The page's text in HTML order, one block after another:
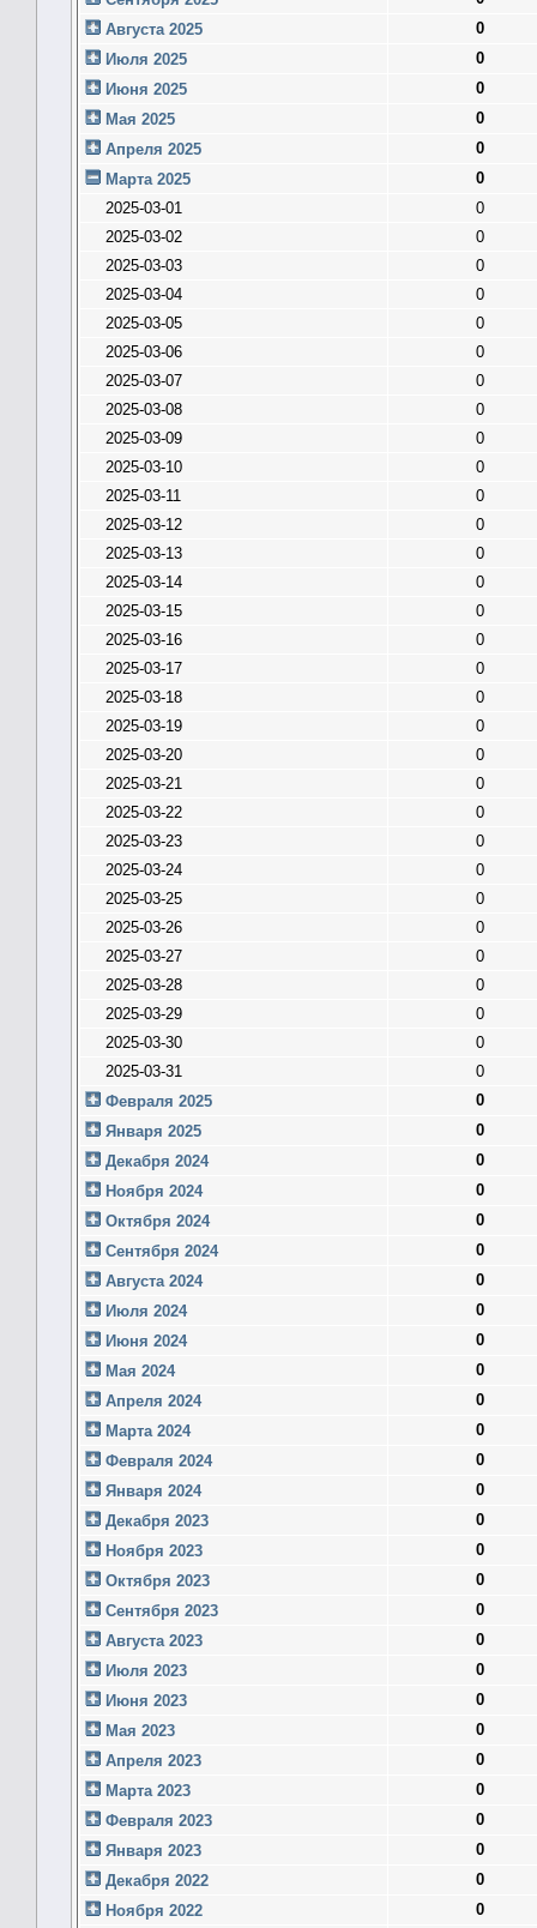
Августа 2025
0
Июля 2025
0
Июня 2025
0
Мая 2025
0
Апреля 2025
0
Марта 2025
0
2025-03-01
0
2025-03-02
0
2025-03-03
0
2025-03-04
0
2025-03-05
0
2025-03-06
0
2025-03-07
0
2025-03-08
0
2025-03-09
0
2025-03-10
0
2025-03-11
0
2025-03-12
0
2025-03-13
0
2025-03-14
0
2025-03-15
0
2025-03-16
0
2025-03-17
0
2025-03-18
0
2025-03-19
0
2025-03-20
0
2025-03-21
0
2025-03-22
0
2025-03-23
0
2025-03-24
0
2025-03-25
0
2025-03-26
0
2025-03-27
0
2025-03-28
0
2025-03-29
0
2025-03-30
0
2025-03-31
0
Февраля 2025
0
Января 2025
0
Декабря 2024
0
Ноября 2024
0
Октября 2024
0
Сентября 2024
0
Августа 2024
0
Июля 2024
0
Июня 2024
0
Мая 2024
0
Апреля 2024
0
Марта 2024
0
Февраля 2024
0
Января 2024
0
Декабря 2023
0
Ноября 2023
0
Октября 2023
0
Сентября 2023
0
Августа 2023
0
Июля 2023
0
Июня 2023
0
Мая 2023
0
Апреля 2023
0
Марта 2023
0
Февраля 2023
0
Января 2023
0
Декабря 2022
0
Ноября 2022
0